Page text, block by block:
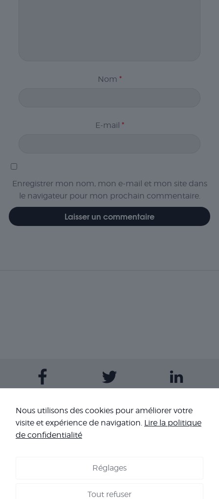
Nom *
E-mail *
Enregistrer mon nom, mon e-mail et mon site dans
le navigateur pour mon prochain commentaire.
Contactez-nous
Nous utilisons des cookies pour améliorer votre
visite et expérience de navigation. Lire la politique
de confidentialité
Réglages
Tout refuser